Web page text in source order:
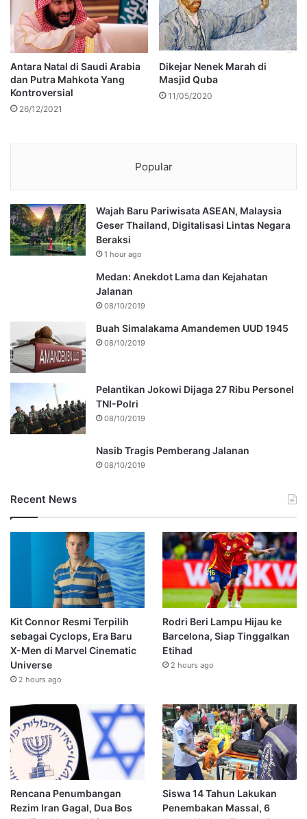
Antara Natal di Saudi Arabia
dan Putra Mahkota Yang
Kontroversial
26/12/2021
Dikejar Nenek Marah di
Masjid Quba
11/05/2020
Popular
Wajah Baru Pariwisata ASEAN, Malaysia
Geser Thailand, Digitalisasi Lintas Negara
Beraksi
1 hour ago
Medan: Anekdot Lama dan Kejahatan
Jalanan
08/10/2019
Buah Simalakama Amandemen UUD 1945
08/10/2019
Pelantikan Jokowi Dijaga 27 Ribu Personel
TNI-Polri
08/10/2019
Nasib Tragis Pemberang Jalanan
08/10/2019
Recent News
Kit Connor Resmi Terpilih
sebagai Cyclops, Era Baru
X-Men di Marvel Cinematic
Universe
2 hours ago
Rodri Beri Lampu Hijau ke
Barcelona, Siap Tinggalkan
Etihad
2 hours ago
Rencana Penumbangan
Rezim Iran Gagal, Dua Bos
Siswa 14 Tahun Lakukan
Penembakan Massal, 6